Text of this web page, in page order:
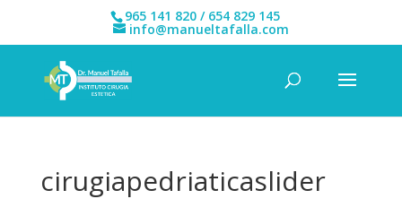
965 141 820 / 654 829 145
info@manueltafalla.com
cirugiapedriaticaslider